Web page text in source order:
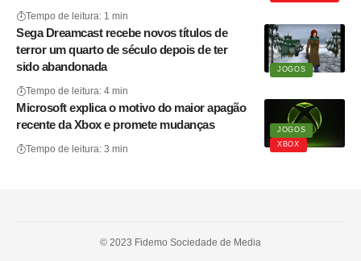
Tempo de leitura: 1 min
JOGOS
Sega Dreamcast recebe novos títulos de
terror um quarto de século depois de ter
sido abandonada
Tempo de leitura: 4 min
JOGOS
XBOX
Microsoft explica o motivo do maior apagão
recente da Xbox e promete mudanças
Tempo de leitura: 3 min
© 2023 Fidemo Sociedade de Media